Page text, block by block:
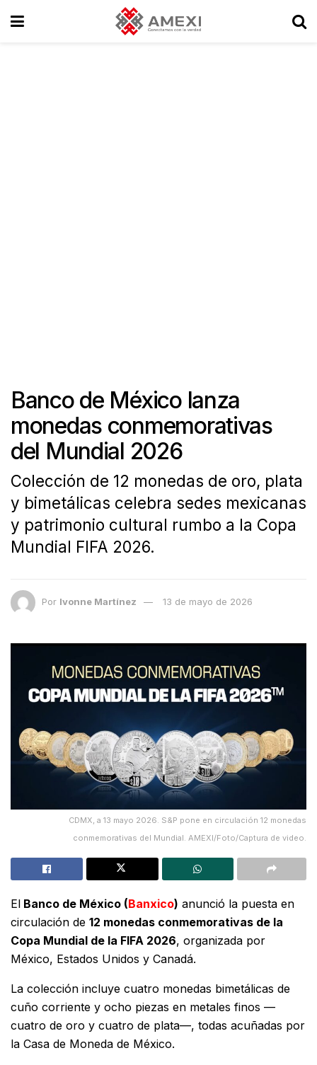
Banco de México lanza
monedas conmemorativas
del Mundial 2026
Colección de 12 monedas de oro, plata
y bimetálicas celebra sedes mexicanas
y patrimonio cultural rumbo a la Copa
Mundial FIFA 2026.
Por Ivonne Martínez 13 de mayo de 2026
CDMX, a 13 mayo 2026. S&P pone en circulación 12 monedas
conmemorativas del Mundial. AMEXI/Foto/Captura de video.
El Banco de México (Banxico) anunció la puesta en
circulación de 12 monedas conmemorativas de la
Copa Mundial de la FIFA 2026, organizada por
México, Estados Unidos y Canadá.
La colección incluye cuatro monedas bimetálicas de
cuño corriente y ocho piezas en metales finos —
cuatro de oro y cuatro de plata—, todas acuñadas por
la Casa de Moneda de México.